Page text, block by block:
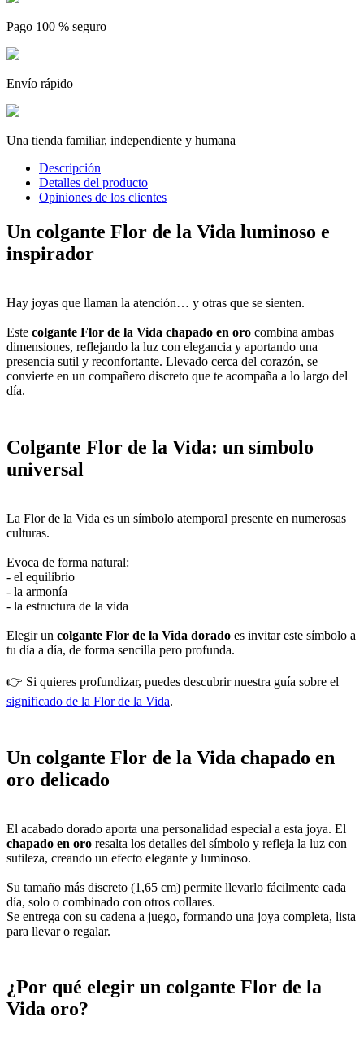
Pago 100 % seguro
Envío rápido
Una tienda familiar, independiente y humana
Descripción
Detalles del producto
Opiniones de los clientes
Un colgante Flor de la Vida luminoso e
inspirador
Hay joyas que llaman la atención… y otras que se sienten.
Este colgante Flor de la Vida chapado en oro combina ambas
dimensiones, reflejando la luz con elegancia y aportando una
presencia sutil y reconfortante. Llevado cerca del corazón, se
convierte en un compañero discreto que te acompaña a lo largo del
día.
Colgante Flor de la Vida: un símbolo
universal
La Flor de la Vida es un símbolo atemporal presente en numerosas
culturas.
Evoca de forma natural:
- el equilibrio
- la armonía
- la estructura de la vida
Elegir un colgante Flor de la Vida dorado es invitar este símbolo a
tu día a día, de forma sencilla pero profunda.
👉 Si quieres profundizar, puedes descubrir nuestra guía sobre el
significado de la Flor de la Vida.
Un colgante Flor de la Vida chapado en
oro delicado
El acabado dorado aporta una personalidad especial a esta joya. El
chapado en oro resalta los detalles del símbolo y refleja la luz con
sutileza, creando un efecto elegante y luminoso.
Su tamaño más discreto (1,65 cm) permite llevarlo fácilmente cada
día, solo o combinado con otros collares.
Se entrega con su cadena a juego, formando una joya completa, lista
para llevar o regalar.
¿Por qué elegir un colgante Flor de la
Vida oro?